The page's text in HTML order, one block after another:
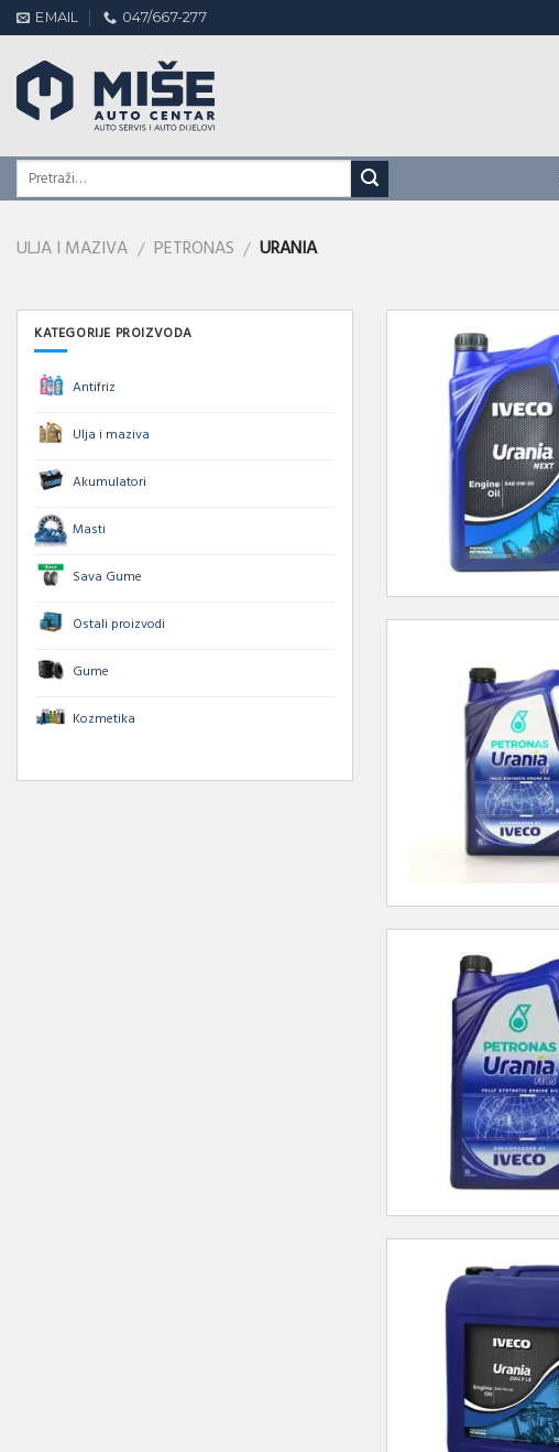
Skip
to
content
EMAIL 047/667-277
ULJA I MAZIVA / PETRONAS / URANIA
KATEGORIJE PROIZVODA
Antifriz
Ulja i maziva
Akumulatori
Masti
Sava Gume
Ostali proizvodi
Gume
Kozmetika